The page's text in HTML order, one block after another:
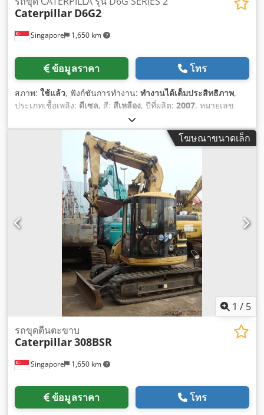
Singapore 1,650 km
Caterpillar D6G2
ข้อมูลราคา โทร
สภาพ: ใช้แล้ว, ฟังก์ชันการทำงาน: ทำงานได้เต็มประสิทธิภาพ,
ประเภทเชื้อเพลิง: ดีเซล, สี: สีเหลือง, ปีที่ผลิต: 2007, หมายเลข
CAT00D6GPC6G01049
โฆษณาขนาดเล็ก
1 / 5
Singapore 1,650 km
รถขุดตีนตะขาบ
Caterpillar308BSR
ข้อมูลราคา โทร